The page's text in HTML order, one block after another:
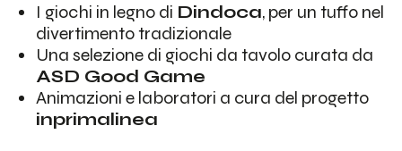
I giochi in legno di Dindoca, per un tuffo nel
divertimento tradizionale
Una selezione di giochi da tavolo curata da
ASD Good Game
Animazioni e laboratori a cura del progetto
inprimalinea